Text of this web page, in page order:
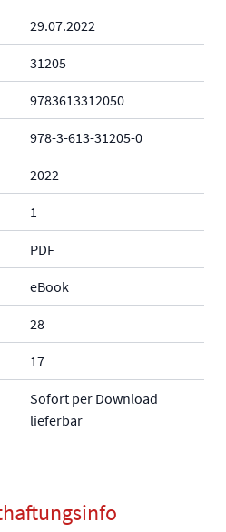
29.07.2022
31205
9783613312050
978-3-613-31205-0
2022
1
PDF
eBook
28
17
Sofort per Download
lieferbar